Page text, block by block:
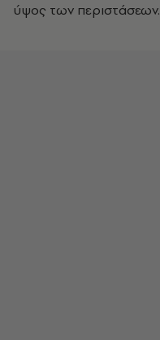
ύψος των περιστάσεων.